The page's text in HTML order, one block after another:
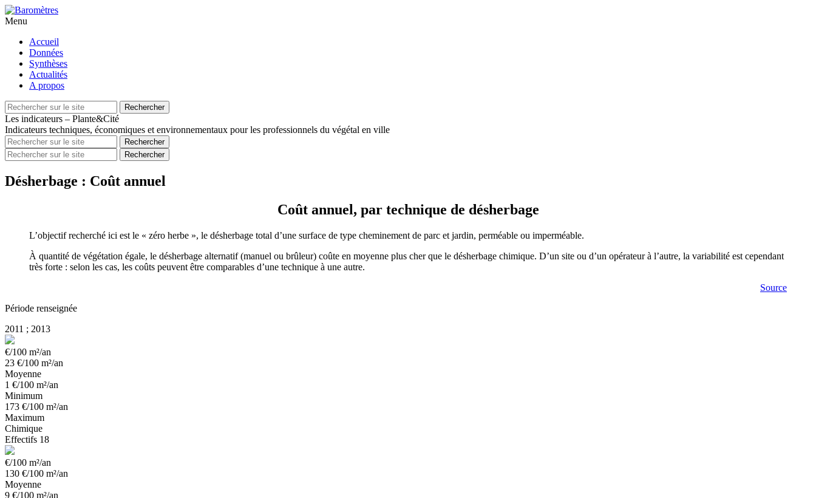
Menu
contenu
principal
Accueil
Données
Synthèses
Actualités
A propos
Recherche
pour
Rechercher
Les indicateurs – Plante&Cité
Indicateurs techniques, économiques et environnementaux pour les professionnels du végétal en ville
Recherche
pour
Rechercher
Recherche
pour
Rechercher
Désherbage : Coût annuel
Coût annuel, par technique de désherbage
L’objectif recherché ici est le « zéro herbe », le désherbage total d’une surface de type cheminement de parc et jardin, perméable ou imperméable.
À quantité de végétation égale, le désherbage alternatif (manuel ou brûleur) coûte en moyenne plus cher que le désherbage chimique. D’un site ou d’un opérateur à l’autre, la variabilité est cependant
très forte : selon les cas, les coûts peuvent être comparables d’une technique à une autre.
Source
Période renseignée
2011 ; 2013
€/100 m²/an
23 €/100 m²/an
Moyenne
1 €/100 m²/an
Minimum
173 €/100 m²/an
Maximum
Chimique
Effectifs 18
€/100 m²/an
130 €/100 m²/an
Moyenne
9 €/100 m²/an